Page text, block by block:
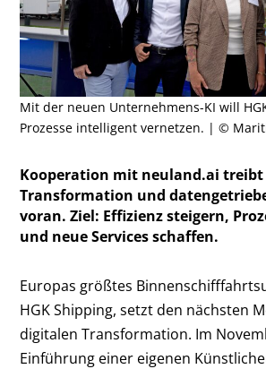
Mit der neuen Unternehmens-KI will
Prozesse intelligent vernetzen. | ©
Kooperation mit neuland.ai
Transformation und
voran. Ziel: Effizienz steigern,
und neue Services schaffen.
Europas größtes
HGK Shipping, setzt den nächsten
digitalen Transformation. Im
Einführung einer eigenen